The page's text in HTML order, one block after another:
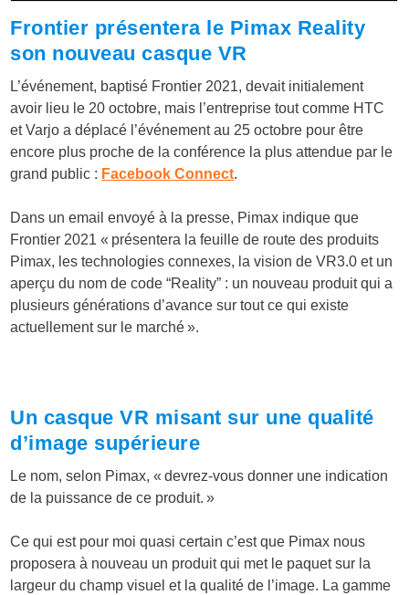
Frontier présentera le Pimax Reality
son nouveau casque VR
L’événement, baptisé Frontier 2021, devait initialement
avoir lieu le 20 octobre, mais l’entreprise tout comme HTC
et Varjo a déplacé l’événement au 25 octobre pour être
encore plus proche de la conférence la plus attendue par le
grand public : Facebook Connect.
Dans un email envoyé à la presse, Pimax indique que
Frontier 2021 « présentera la feuille de route des produits
Pimax, les technologies connexes, la vision de VR3.0 et un
aperçu du nom de code “Reality” : un nouveau produit qui a
plusieurs générations d’avance sur tout ce qui existe
actuellement sur le marché ».
Un casque VR misant sur une qualité
d’image supérieure
Le nom, selon Pimax, « devrez-vous donner une indication
de la puissance de ce produit. »
Ce qui est pour moi quasi certain c’est que Pimax nous
proposera à nouveau un produit qui met le paquet sur la
largeur du champ visuel et la qualité de l’image. La gamme